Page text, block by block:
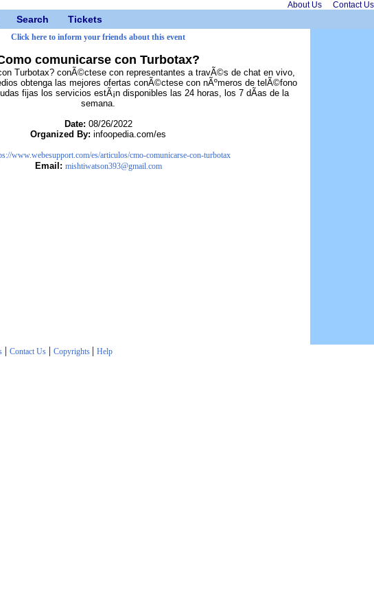
About Us Contact Us
Search Tickets
Click here to inform your friends about this event
comunicarse con Turbotax?
Turbotax? conÃ©ctese con representantes a travÃ©s de chat en vivo,
obtenga las mejores ofertas conÃ©ctese con nÃºmeros de telÃ©fono
fijas los servicios estÃ¡n disponibles las 24 horas, los 7 dÃ­as de la
semana.
Date: 08/26/2022
Organized By: infoopedia.com/es
www.webesupport.com/es/articulos/cmo-comunicarse-con-turbotax
Email: mishtiwatson393@gmail.com
| Contact Us| Copyrights | Help